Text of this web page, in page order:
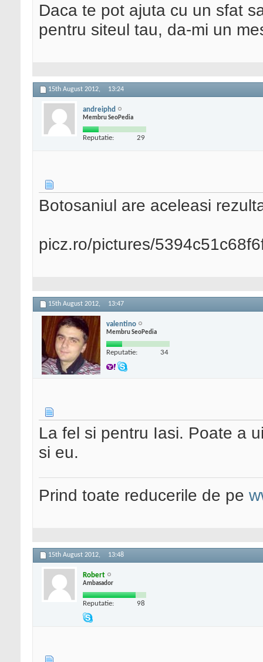
Daca te pot ajuta cu un sfat
pentru siteul tau, da-mi un
15th August 2012, 13:24
andreiphd
Membru SeoPedia
Reputatie: 29
Botosaniul are aceleasi
picz.ro/pictures/
15th August 2012, 13:47
valentino
Membru SeoPedia
Reputatie: 34
La fel si pentru Iasi. Poate a
si eu.
Prind toate reducerile de pe
15th August 2012, 13:48
Robert
Ambasador
Reputatie: 98